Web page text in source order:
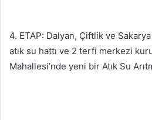
4. ETAP: Dalyan, Çiftlik ve
atık su hattı ve 2 terfi merkezi
Mahallesi’nde yeni bir Atık Su